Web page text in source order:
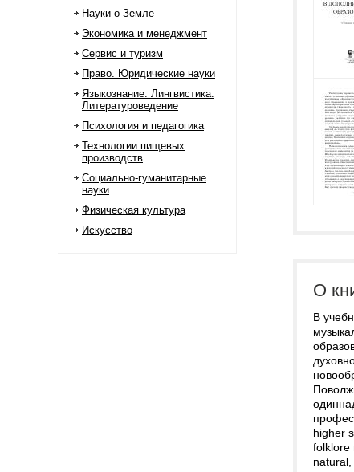
Науки о Земле
Экономика и менеджмент
Сервис и туризм
Право. Юридические науки
Языкознание. Лингвистика.
Литературоведение
Психология и педагогика
Технологии пищевых
производств
Социально-гуманитарные
науки
Физическая культура
Искусство
О
В
higher
folklore